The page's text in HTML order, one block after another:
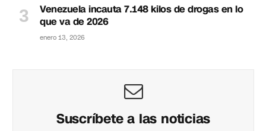
Venezuela incauta 7.148 kilos de drogas en lo
que va de 2026
enero 13, 2026
Suscríbete a las noticias